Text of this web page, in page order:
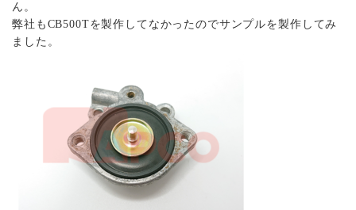
ん。
弊社もCB500Tを製作してなかったのでサンプルを製作してみ
ました。